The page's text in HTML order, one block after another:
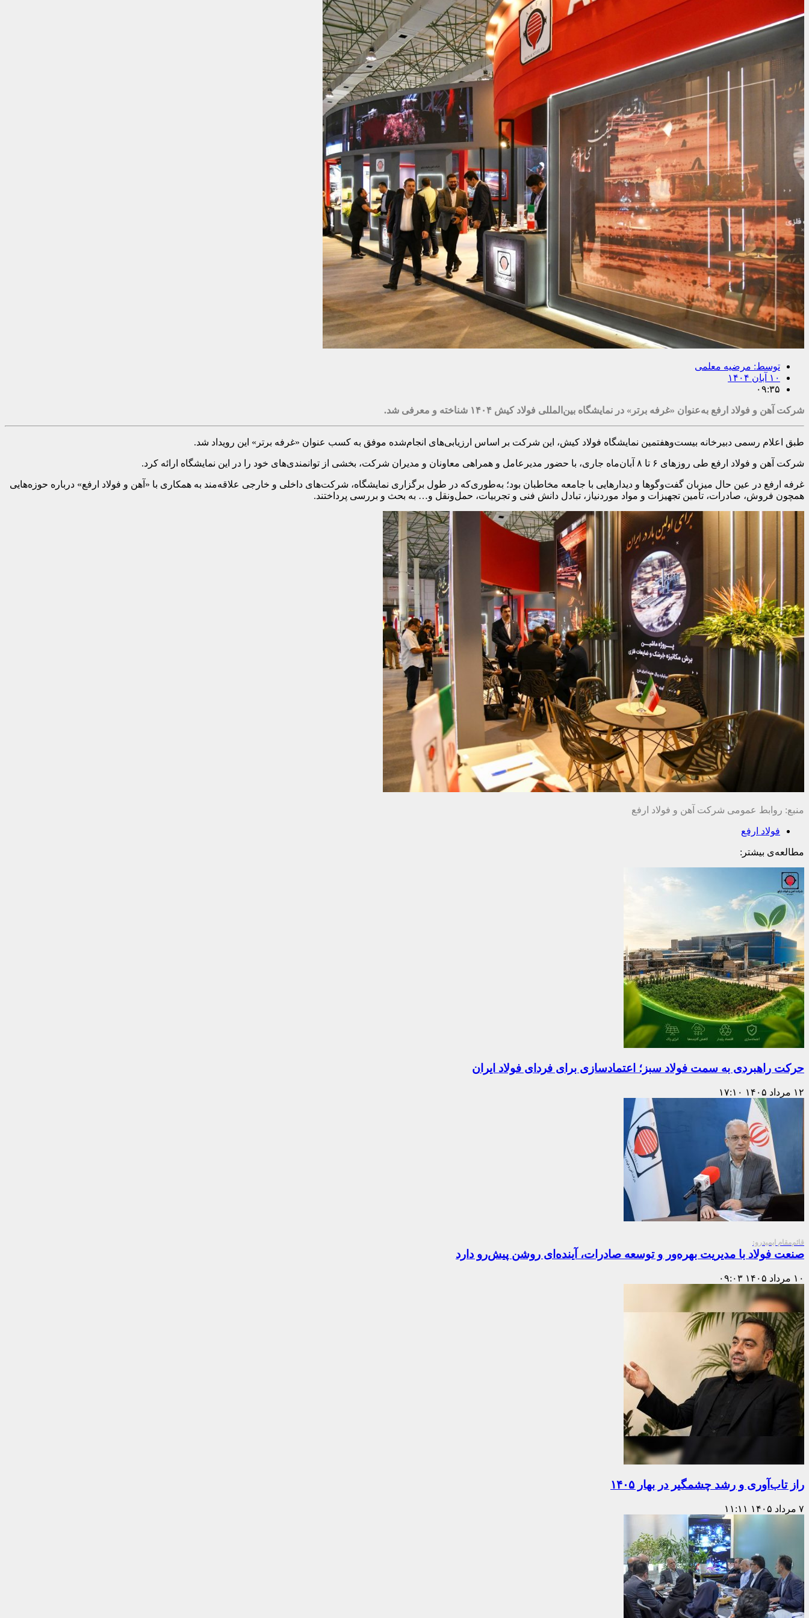
توسط: مرضیه معلمی
۱۰ آبان ۱۴۰۴
۰۹:۳۵
شرکت آهن و فولاد ارفع به‌عنوان «غرفه برتر» در نمایشگاه بین‌المللی فولاد کیش ۱۴۰۴ شناخته و معرفی شد.
طبق اعلام رسمی دبیرخانه بیست‌وهفتمین نمایشگاه فولاد کیش، این شرکت بر اساس ارزیابی‌های انجام‌شده موفق به کسب عنوان «غرفه برتر» این رویداد شد.
شرکت آهن و فولاد ارفع طی روزهای ۶ تا ۸ آبان‌ماه جاری، با حضور مدیرعامل و همراهی معاونان و مدیران شرکت، بخشی از توانمندی‌های خود را در این نمایشگاه ارائه کرد.
غرفه ارفع در عین حال میزبان گفت‌وگوها و دیدارهایی با جامعه مخاطبان بود؛ به‌طوری‌که در طول برگزاری نمایشگاه، شرکت‌های داخلی و خارجی علاقه‌مند به همکاری با «آهن و فولاد ارفع» درباره حوزه‌هایی
همچون فروش، صادرات، تأمین تجهیزات و مواد موردنیاز، تبادل دانش فنی و تجربیات، حمل‌ونقل و… به بحث و بررسی پرداختند.
منبع: روابط عمومی شرکت آهن و فولاد ارفع
فولاد ارفع
مطالعه‌ی بیشتر:
حرکت راهبردی به سمت فولاد سبز؛ اعتمادسازی برای فردای فولاد ایران
۱۲ مرداد ۱۴۰۵ ۱۷:۱۰
قائم‌مقام ایمیدرو:
صنعت فولاد با مدیریت بهره‌ور و توسعه صادرات، آینده‌ای روشن پیش‌رو دارد
۱۰ مرداد ۱۴۰۵ ۰۹:۰۳
راز تاب‌آوری و رشد چشمگیر در بهار ۱۴۰۵
۷ مرداد ۱۴۰۵ ۱۱:۱۱